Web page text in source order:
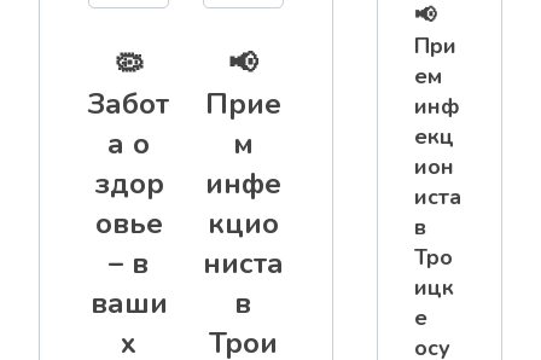
🦠
Забот
а о
здор
овье
– в
ваши
х
📢
Прие
м
инфе
кцио
ниста
в
Трои
📢
При
ем
инф
екц
ион
иста
в
Тро
ицк
е
осу